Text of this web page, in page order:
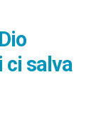
ci salva